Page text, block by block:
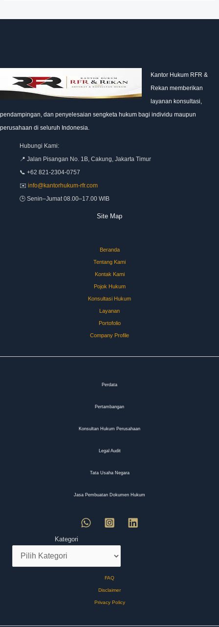
Kantor Hukum RFR &
Rekan memberikan
layanan konsultasi,
pendampingan, dan penyelesaian sengketa hukum bagi individu maupun
perusahaan di seluruh Indonesia.
Hubungi Kami:
📍 Jalan Pisangan No. 1B, Cakung, Jakarta Timur
📞 +62 821-2304-0757
✉️ info@kantorhukum-rfr.com
🕒 Senin–Jumat 08.00–17.00 WIB
Site Map
Beranda
Tentang Kami
Kontak Kami
Pojok Hukum
Konsultasi Hukum
Layanan
Portofolio
Company Profile
Perdata
Pertambangan
Konsultan Hukum Perusahaan
Legal Audit
Tata Usaha Negara
Jasa Pembuatan Dokumen Hukum
Kategori
FAQ
Disclaimer
Privacy Policy